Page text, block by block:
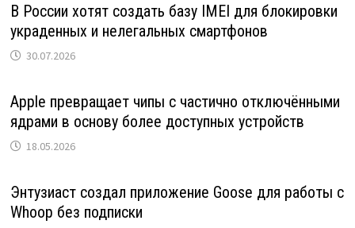
В России хотят создать базу IMEI для блокировки
украденных и нелегальных смартфонов
30.07.2026
Apple превращает чипы с частично отключёнными
ядрами в основу более доступных устройств
18.05.2026
Энтузиаст создал приложение Goose для работы с
Whoop без подписки